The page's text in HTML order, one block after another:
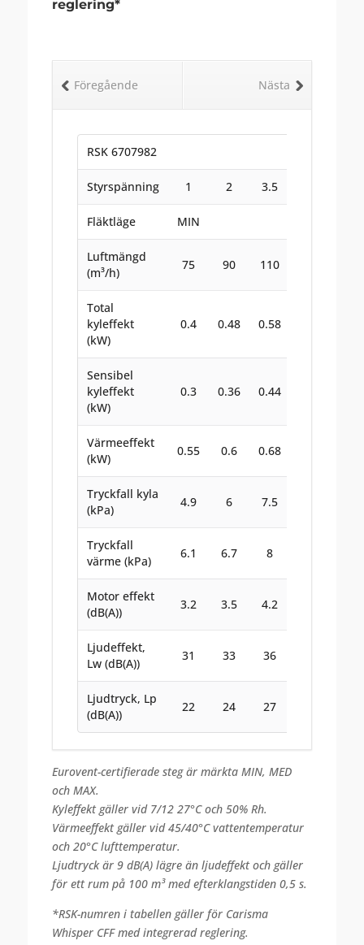
reglering*
Nästa
Föregående
RSK 6707982
Styrspänning 1 2 3.5
Fläktläge MIN
Luftmängd
(m³/h)
75 90 110
Total
kyleffekt
(kW)
0.4 0.48 0.58
Sensibel
kyleffekt
(kW)
0.3 0.36 0.44
Värmeeffekt
(kW)
0.55 0.6 0.68
Tryckfall kyla
(kPa)
4.9 6 7.5
Tryckfall
värme (kPa)
6.1 6.7 8
Motor effekt
(dB(A))
3.2 3.5 4.2
Ljudeffekt,
Lw (dB(A))
31 33 36
Ljudtryck, Lp
(dB(A))
22 24 27
Eurovent-certifierade steg är märkta MIN, MED
och MAX.
Kyleffekt gäller vid 7/12 27°C och 50% Rh.
Värmeeffekt gäller vid 45/40°C vattentemperatur
och 20°C lufttemperatur.
Ljudtryck är 9 dB(A) lägre än ljudeffekt och gäller
för ett rum på 100 m³ med efterklangstiden 0,5 s.
*RSK-numren i tabellen gäller för Carisma
Whisper CFF med integrerad reglering.